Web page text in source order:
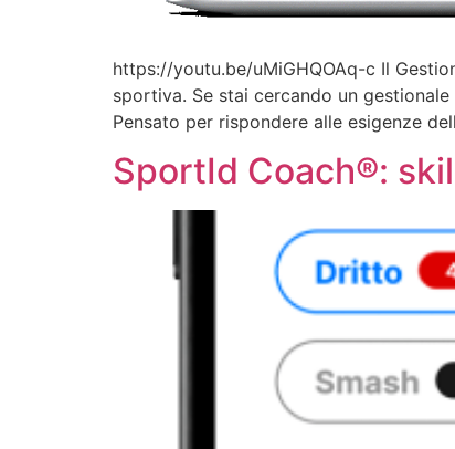
https://youtu.be/uMiGHQOAq-c Il
sportiva. Se stai cercando un
Pensato per rispondere alle esigenze
SportId Coach®: